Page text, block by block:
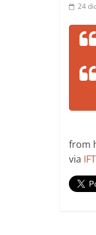
Do
more.
24
from
via